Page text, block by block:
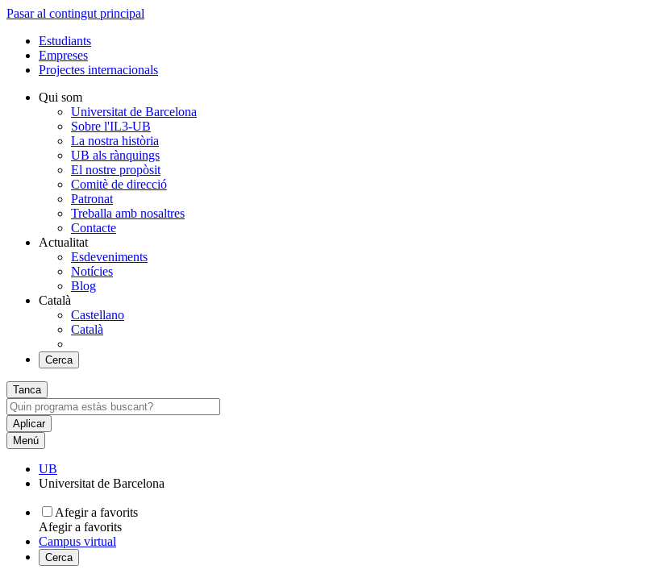
Pasar al contingut principal
Estudiants
Empreses
Projectes internacionals
Qui som
Universitat de Barcelona
Sobre l'IL3-UB
La nostra història
UB als rànquings
El nostre propòsit
Comitè de direcció
Patronat
Treballa amb nosaltres
Contacte
Actualitat
Esdeveniments
Notícies
Blog
Català
Castellano
Català
Cerca
Tanca
Menú
UB
Universitat de Barcelona
Afegir a favorits
Afegir a favorits
Campus virtual
Cerca